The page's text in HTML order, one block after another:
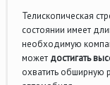
Телископическая
состоянии имеет
необходимую
может достигать
охватить обширную